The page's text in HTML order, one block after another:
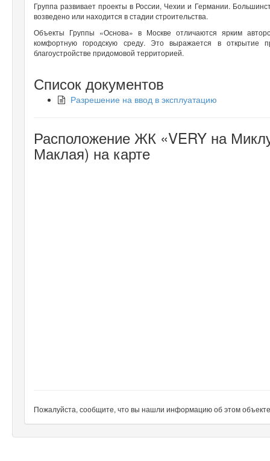
Группа развивает проекты в России, Чехии и Германии.
возведено или находится в стадии строительства.
Объекты Группы «Основа» в Москве отличаются ярким
комфортную городскую среду. Это выражается в открытие
благоустройстве придомовой территорией.
Список документов
Разрешение на ввод в эксплуатацию
Расположение ЖК «VERY на
Маклая) на карте
Пожалуйста, сообщите, что вы нашли информацию об этом